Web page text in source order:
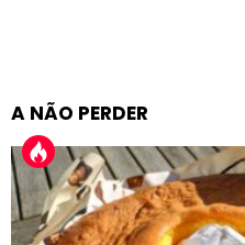
A NÃO PERDER